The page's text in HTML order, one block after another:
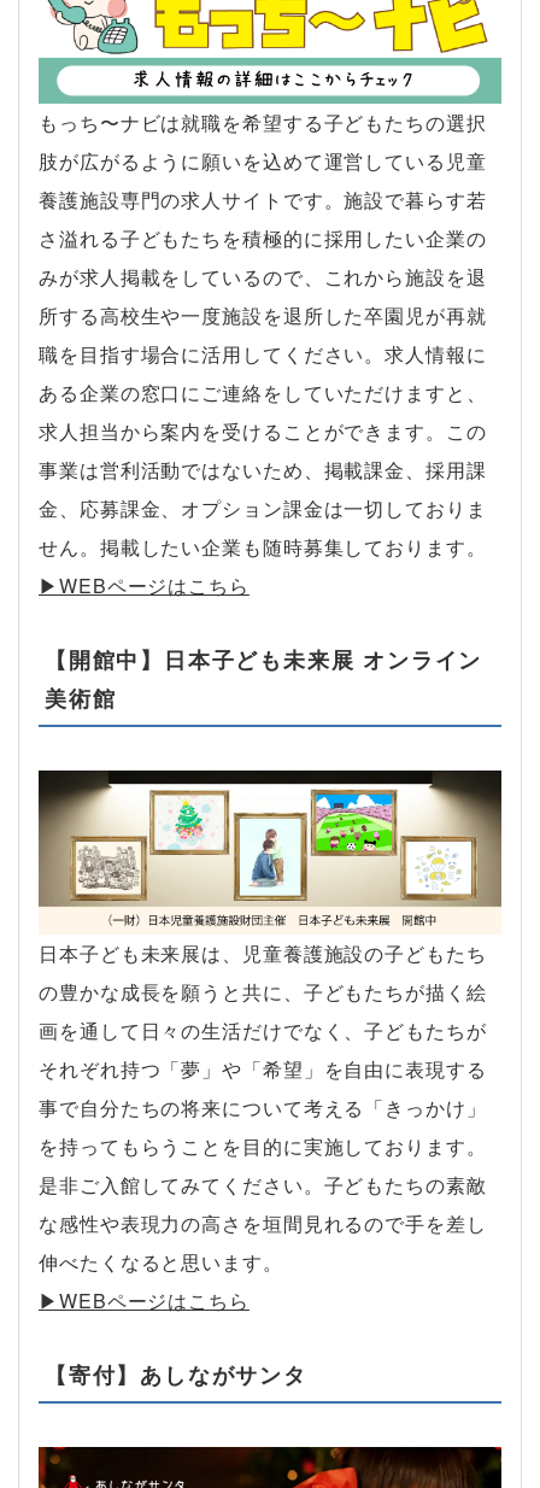
もっち〜ナビは就職を希望する子どもたちの選択
肢が広がるように願いを込めて運営している児童
養護施設専門の求人サイトです。施設で暮らす若
さ溢れる子どもたちを積極的に採用したい企業の
みが求人掲載をしているので、これから施設を退
所する高校生や一度施設を退所した卒園児が再就
職を目指す場合に活用してください。求人情報に
ある企業の窓口にご連絡をしていただけますと、
求人担当から案内を受けることができます。この
事業は営利活動ではないため、掲載課金、採用課
金、応募課金、オプション課金は一切しておりま
せん。掲載したい企業も随時募集しております。
▶︎WEBページはこちら
【開館中】日本子ども未来展 オンライン
美術館
日本子ども未来展は、児童養護施設の子どもたち
の豊かな成長を願うと共に、子どもたちが描く絵
画を通して日々の生活だけでなく、子どもたちが
それぞれ持つ「夢」や「希望」を自由に表現する
事で自分たちの将来について考える「きっかけ」
を持ってもらうことを目的に実施しております。
是非ご入館してみてください。子どもたちの素敵
な感性や表現力の高さを垣間見れるので手を差し
伸べたくなると思います。
▶︎WEBページはこちら
【寄付】あしながサンタ